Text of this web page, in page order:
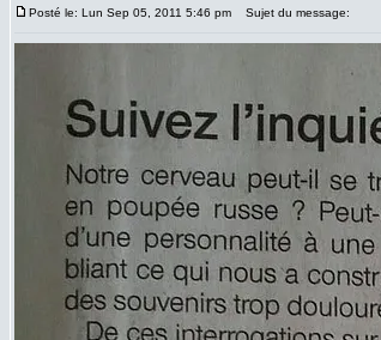
Posté le: Lun Sep 05, 2011 5:46 pm Sujet du message: